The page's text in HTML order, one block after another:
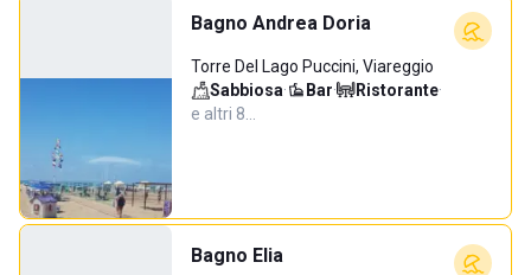
Bagno Andrea Doria
Torre Del Lago Puccini, Viareggio
Sabbiosa· Bar· Ristorante·
e altri 8…
Bagno Elia